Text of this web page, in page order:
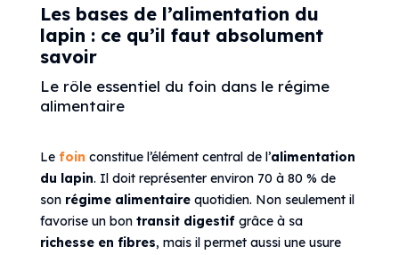
Les bases de l’alimentation du
lapin : ce qu’il faut absolument
savoir
Le rôle essentiel du foin dans le régime
alimentaire
Le foin constitue l’élément central de l’alimentation
du lapin. Il doit représenter environ 70 à 80 % de
son régime alimentairequotidien. Non seulement il
favorise un bon transit digestifgrâce à sa
richesse en fibres, mais il permet aussi une usure